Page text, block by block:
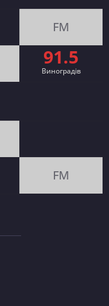
FM
91.5
Виноградів
FM